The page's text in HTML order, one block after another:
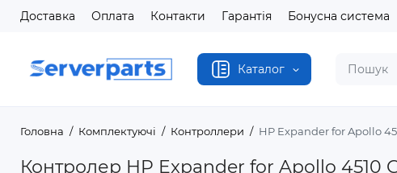
Доставка Оплата Контакти Гарантія Бонусна система
Каталог
Головна Комплектуючі Контроллери HP Expander for Apollo
Контролер HP Expander for Apollo 4510